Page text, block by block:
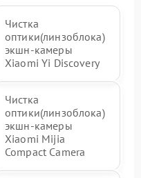
Чистка
оптики(линзоблока)
экшн-камеры
Xiaomi Yi Discovery
Чистка
оптики(линзоблока)
экшн-камеры
Xiaomi Mijia
Compact Camera